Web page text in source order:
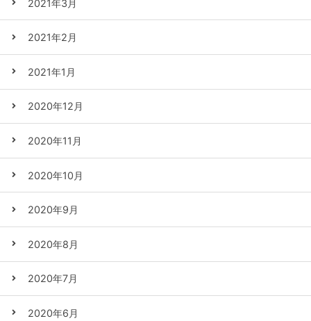
2021年3月
2021年2月
2021年1月
2020年12月
2020年11月
2020年10月
2020年9月
2020年8月
2020年7月
2020年6月